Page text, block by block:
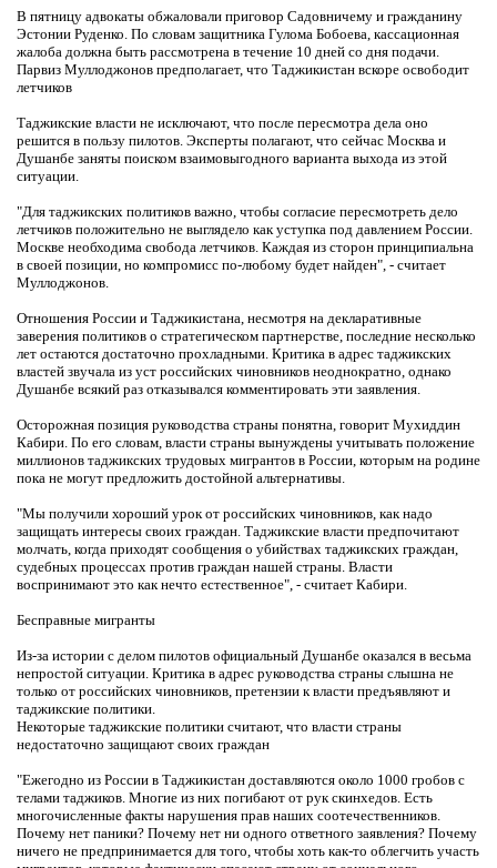
В пятницу адвокаты обжаловали приговор Садовничему и гражданину
Эстонии Руденко. По словам защитника Гулома Бобоева, кассационная
жалоба должна быть рассмотрена в течение 10 дней со дня подачи.
Парвиз Муллоджонов предполагает, что Таджикистан вскоре освободит
летчиков
Таджикские власти не исключают, что после пересмотра дела оно
решится в пользу пилотов. Эксперты полагают, что сейчас Москва и
Душанбе заняты поиском взаимовыгодного варианта выхода из этой
ситуации.
"Для таджикских политиков важно, чтобы согласие пересмотреть дело
летчиков положительно не выглядело как уступка под давлением России.
Москве необходима свобода летчиков. Каждая из сторон принципиальна
в своей позиции, но компромисс по-любому будет найден", - считает
Муллоджонов.
Отношения России и Таджикистана, несмотря на декларативные
заверения политиков о стратегическом партнерстве, последние несколько
лет остаются достаточно прохладными. Критика в адрес таджикских
властей звучала из уст российских чиновников неоднократно, однако
Душанбе всякий раз отказывался комментировать эти заявления.
Осторожная позиция руководства страны понятна, говорит Мухиддин
Кабири. По его словам, власти страны вынуждены учитывать положение
миллионов таджикских трудовых мигрантов в России, которым на родине
пока не могут предложить достойной альтернативы.
"Мы получили хороший урок от российских чиновников, как надо
защищать интересы своих граждан. Таджикские власти предпочитают
молчать, когда приходят сообщения о убийствах таджикских граждан,
судебных процессах против граждан нашей страны. Власти
воспринимают это как нечто естественное", - считает Кабири.
Бесправные мигранты
Из-за истории с делом пилотов официальный Душанбе оказался в весьма
непростой ситуации. Критика в адрес руководства страны слышна не
только от российских чиновников, претензии к власти предъявляют и
таджикские политики.
Некоторые таджикские политики считают, что власти страны
недостаточно защищают своих граждан
"Ежегодно из России в Таджикистан доставляются около 1000 гробов с
телами таджиков. Многие из них погибают от рук скинхедов. Есть
многочисленные факты нарушения прав наших соотечественников.
Почему нет паники? Почему нет ни одного ответного заявления? Почему
ничего не предпринимается для того, чтобы хоть как-то облегчить участь